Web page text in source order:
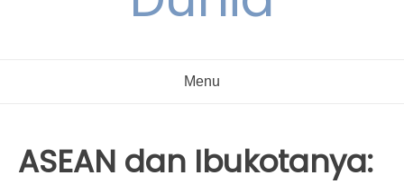
Menu
ASEAN dan Ibukotanya: